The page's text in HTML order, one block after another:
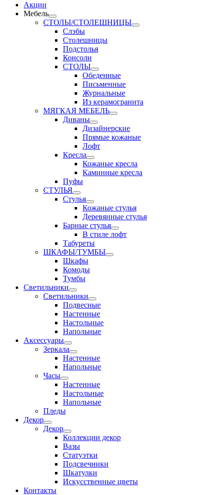
Акции
Мебель
СТОЛЫ/СТОЛЕШНИЦЫ
Слэбы
Столешницы
Подстолья
Консоли
СТОЛЫ
Обеденные
Письменные
Журнальные
Из керамогранита
МЯГКАЯ МЕБЕЛЬ
Диваны
Дизайнерские
Прямые кожаные
Лофт
Кресла
Кожаные кресла
Каминные кресла
Пуфы
СТУЛЬЯ
Стулья
Кожаные стулья
Деревянные стулья
Барные стулья
В стиле лофт
Табуреты
ШКАФЫ/ТУМБЫ
Шкафы
Комоды
Тумбы
Светильники
Светильники
Подвесные
Настенные
Настольные
Напольные
Аксессуары
Зеркала
Настенные
Напольные
Часы
Настенные
Настольные
Напольные
Пледы
Декор
Декор
Коллекции декор
Вазы
Статуэтки
Подсвечники
Шкатулки
Искусственные цветы
Контакты